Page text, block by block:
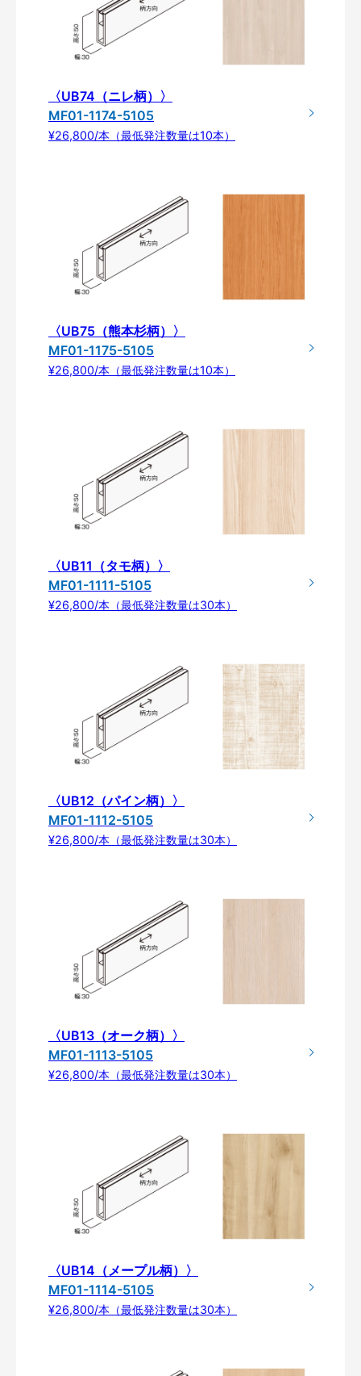
〈UB74（ニレ柄）〉
MF01-1174-5105
¥26,800/本（最低発注数量は10本）
〈UB75（熊本杉柄）〉
MF01-1175-5105
¥26,800/本（最低発注数量は10本）
〈UB11（タモ柄）〉
MF01-1111-5105
¥26,800/本（最低発注数量は30本）
〈UB12（パイン柄）〉
MF01-1112-5105
¥26,800/本（最低発注数量は30本）
〈UB13（オーク柄）〉
MF01-1113-5105
¥26,800/本（最低発注数量は30本）
〈UB14（メープル柄）〉
MF01-1114-5105
¥26,800/本（最低発注数量は30本）